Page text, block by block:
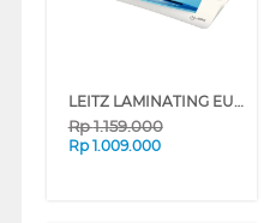
LEITZ LAMINATING EU-7368-00-36
Rp1.159.000
Rp 1.009.000